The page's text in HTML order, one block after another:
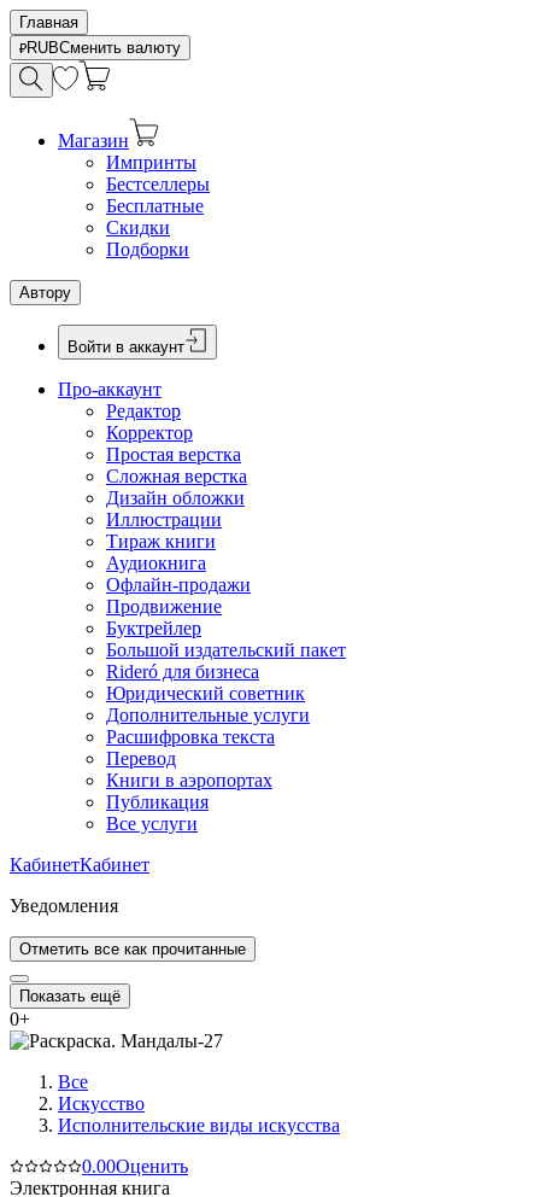
Главная
RUBСменить валюту
Магазин
Импринты
Бестселлеры
Бесплатные
Скидки
Подборки
Автору
Войти в аккаунт
Про-аккаунт
Редактор
Корректор
Простая верстка
Сложная верстка
Дизайн обложки
Иллюстрации
Тираж книги
Аудиокнига
Офлайн-продажи
Продвижение
Буктрейлер
Большой издательский пакет
Rideró для бизнеса
Юридический советник
Дополнительные услуги
Расшифровка текста
Перевод
Книги в аэропортах
Публикация
Все услуги
КабинетКабинет
Уведомления
Отметить все как прочитанные
Показать ещё
0+
Все
Искусство
Исполнительские виды искусства
0.00Оценить
Электронная книга